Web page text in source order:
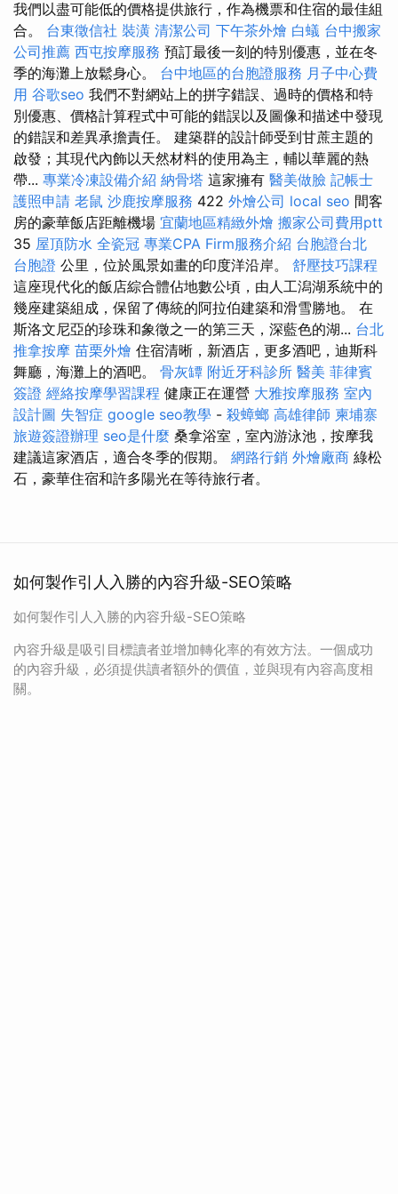
我們以盡可能低的價格提供旅行，作為機票和住宿的最佳組
合。 台東徵信社 裝潢 清潔公司 下午茶外燴 白蟻 台中搬家
公司推薦 西屯按摩服務 預訂最後一刻的特別優惠，並在冬
季的海灘上放鬆身心。 台中地區的台胞證服務 月子中心費
用 谷歌seo 我們不對網站上的拼字錯誤、過時的價格和特
別優惠、價格計算程式中可能的錯誤以及圖像和描述中發現
的錯誤和差異承擔責任。 建築群的設計師受到甘蔗主題的
啟發；其現代內飾以天然材料的使用為主，輔以華麗的熱
帶... 專業冷凍設備介紹 納骨塔 這家擁有 醫美做臉 記帳士
護照申請 老鼠 沙鹿按摩服務 422 外燴公司 local seo 間客
房的豪華飯店距離機場 宜蘭地區精緻外燴 搬家公司費用ptt
35 屋頂防水 全瓷冠 專業CPA Firm服務介紹 台胞證台北
台胞證 公里，位於風景如畫的印度洋沿岸。 舒壓技巧課程
這座現代化的飯店綜合體佔地數公頃，由人工潟湖系統中的
幾座建築組成，保留了傳統的阿拉伯建築和滑雪勝地。 在
斯洛文尼亞的珍珠和象徵之一的第三天，深藍色的湖... 台北
推拿按摩 苗栗外燴 住宿清晰，新酒店，更多酒吧，迪斯科
舞廳，海灘上的酒吧。 骨灰罈 附近牙科診所 醫美 菲律賓
簽證 經絡按摩學習課程 健康正在運營 大雅按摩服務 室內
設計圖 失智症 google seo教學 - 殺蟑螂 高雄律師 柬埔寨
旅遊簽證辦理 seo是什麼 桑拿浴室，室內游泳池，按摩我
建議這家酒店，適合冬季的假期。 網路行銷 外燴廠商 綠松
石，豪華住宿和許多陽光在等待旅行者。
如何製作引人入勝的內容升級-SEO策略
如何製作引人入勝的內容升級-SEO策略
內容升級是吸引目標讀者並增加轉化率的有效方法。一個成功
的內容升級，必須提供讀者額外的價值，並與現有內容高度相
關。